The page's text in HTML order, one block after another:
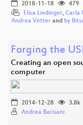
2018-11-18
479
Elisa Lindinger, Carla
Andrea Vetter and by
Forging the
Creating an open
computer
2014-12-28
3.8k
Andrea Barisani